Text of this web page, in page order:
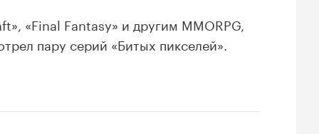
«Final Fantasy» и другим MMORPG,
пару серий «Битых пикселей».